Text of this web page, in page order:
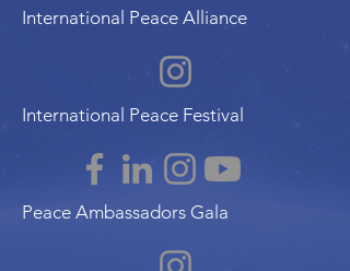
International Peace Alliance
International Peace Festival
Peace Ambassadors Gala